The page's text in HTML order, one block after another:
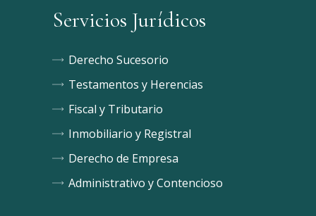
Servicios Jurídicos
Derecho Sucesorio
Testamentos y Herencias
Fiscal y Tributario
Inmobiliario y Registral
Derecho de Empresa
Administrativo y Contencioso